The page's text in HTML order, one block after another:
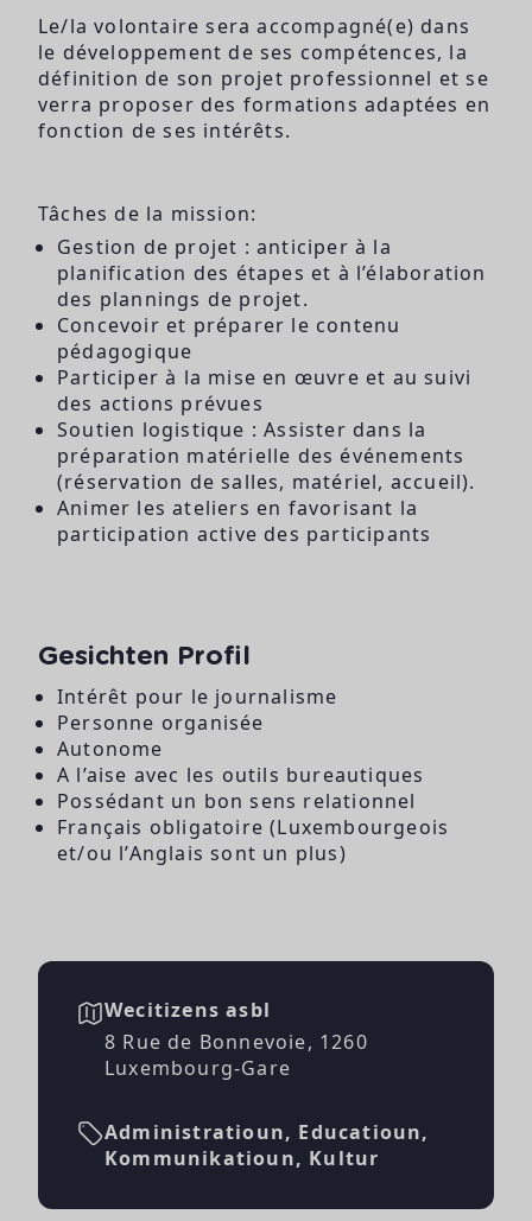
Le/la volontaire sera accompagné(e) dans
le développement de ses compétences, la
définition de son projet professionnel et se
verra proposer des formations adaptées en
fonction de ses intérêts.
Tâches de la mission:
Gestion de projet : anticiper à la
planification des étapes et à l’élaboration
des plannings de projet.
Concevoir et préparer le contenu
pédagogique
Participer à la mise en œuvre et au suivi
des actions prévues
Soutien logistique : Assister dans la
préparation matérielle des événements
(réservation de salles, matériel, accueil).
Animer les ateliers en favorisant la
participation active des participants
Gesichten Profil
Intérêt pour le journalisme
Personne organisée
Autonome
A l’aise avec les outils bureautiques
Possédant un bon sens relationnel
Français obligatoire (Luxembourgeois
et/ou l’Anglais sont un plus)
Wecitizens asbl
8 Rue de Bonnevoie, 1260
Luxembourg-Gare
Administratioun, Educatioun,
Kommunikatioun, Kultur